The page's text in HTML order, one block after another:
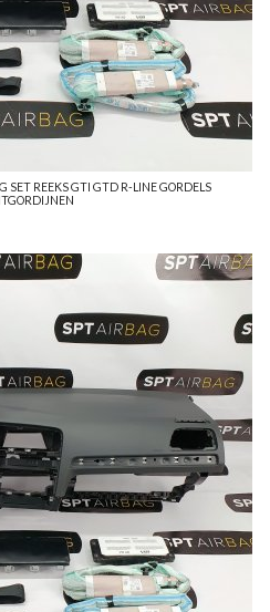
SET REEKS GTI GTD R-LINE GORDELS